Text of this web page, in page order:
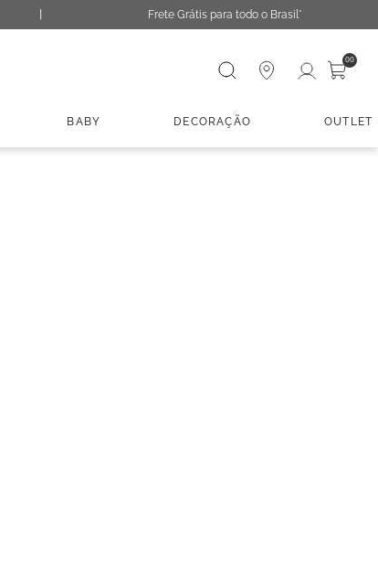
Frete Grátis para todo o Brasil*
Digite sua busca 00
BABY DECORAÇÃO OUTLET